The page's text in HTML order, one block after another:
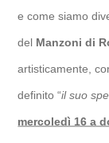
e come siamo
del Manzoni di
artisticamente,
definito “il suo
mercoledì 16 a